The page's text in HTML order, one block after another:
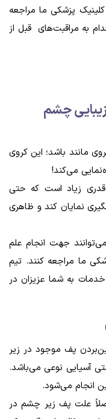
کلینیک پزشکی ما مراجعه
به مراقبت‌های قبل از
چشم
مانند باشد؛ این کروی
می‌کند!
زیاد است که حتی
نمایان کند و ظاهری
جهت انجام علم
ما مراجعه کنند. تیم
به شما عزیزان در
پف موجود در زیر
آسیایی نوعی می‌باشد.
انجام می‌شود.
علت پف زیر چشم در